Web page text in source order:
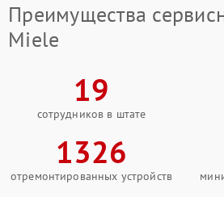
Преимущества
Miele
19
сотрудников в штате
1326
отремонтированных устройств